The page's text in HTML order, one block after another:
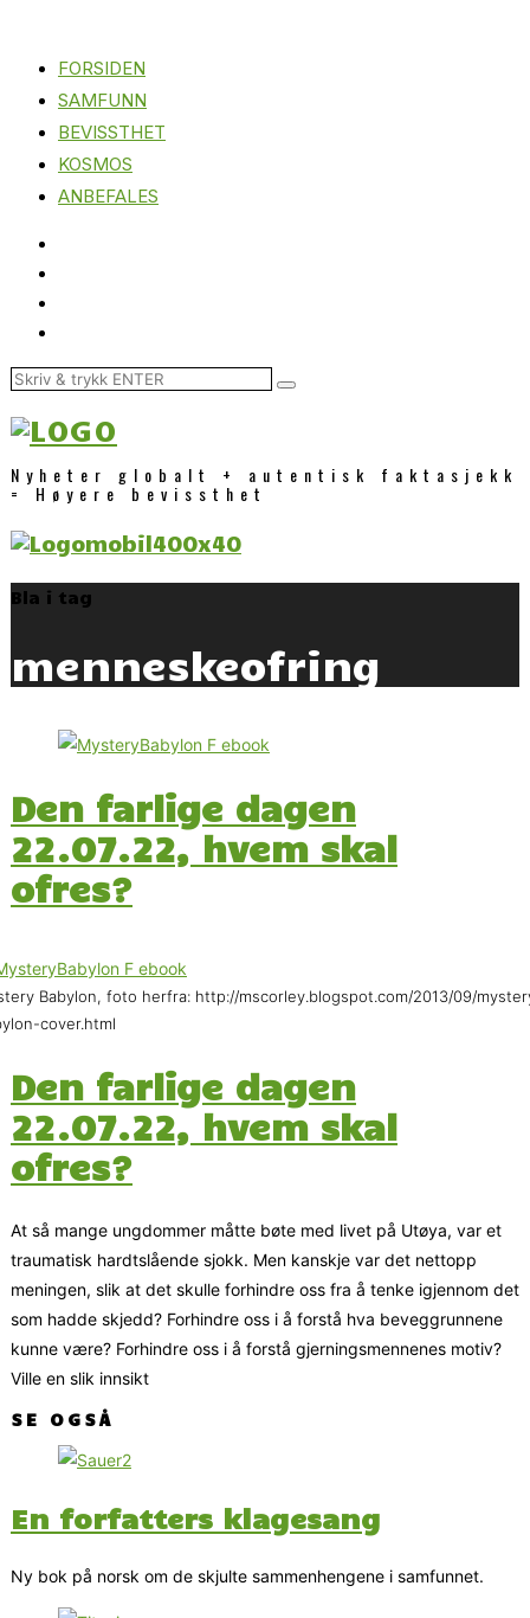
FORSIDEN
SAMFUNN
BEVISSTHET
KOSMOS
ANBEFALES
Nyheter globalt + autentisk faktasjekk
= Høyere bevissthet
Bla i tag
menneskeofring
Den farlige dagen
22.07.22, hvem skal
ofres?
Babylon, foto herfra: http://mscorley.blogspot.com/2013/09/
cover.html
Den farlige dagen
22.07.22, hvem skal
ofres?
At så mange ungdommer måtte bøte med livet på Utøya, var et
traumatisk hardtslående sjokk. Men kanskje var det nettopp
meningen, slik at det skulle forhindre oss fra å tenke igjennom det
som hadde skjedd? Forhindre oss i å forstå hva beveggrunnene
kunne være? Forhindre oss i å forstå gjerningsmennenes motiv?
Ville en slik innsikt
SE OGSÅ
En forfatters klagesang
Ny bok på norsk om de skjulte sammenhengene i samfunnet.